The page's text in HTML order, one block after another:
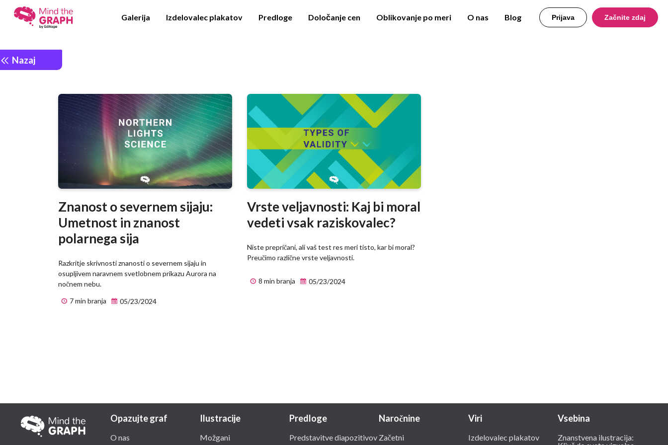
Galerija Izdelovalec plakatov Predloge Določanje cen Oblikovanje po meri O nas Blog Prijava Začnite zdaj
Nazaj
Znanost o severnem sijaju:
Umetnost in znanost
polarnega sija
Razkritje skrivnosti znanosti o severnem sijaju in
osupljivem naravnem svetlobnem prikazu Aurora na
nočnem nebu.
7 min branja
05/23/2024
Vrste veljavnosti: Kaj bi moral
vedeti vsak raziskovalec?
Niste prepričani, ali vaš test res meri tisto, kar bi moral?
Preučimo različne vrste veljavnosti.
8 min branja 05/23/2024
Opazujte graf
O nas
Ilustracije
Možgani
Predloge
Predstavitve diapozitivov
Naročnine
Začetni
Viri
Izdelovalec plakatov
Vsebina
Znanstvena ilustracija: